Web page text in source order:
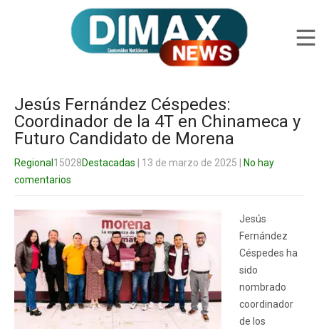
Jesús Fernández Céspedes:
Coordinador de la 4T en Chinameca y
Futuro Candidato de Morena
Regional 15028Destacadas | 13 de marzo de 2025
No hay
comentarios
Jesús
Fernández
Céspedes ha
sido
nombrado
coordinador
de los